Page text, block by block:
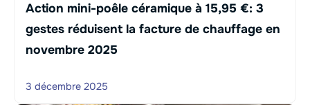
Action mini-poêle céramique à 15,95 €: 3
gestes réduisent la facture de chauffage en
novembre 2025
3 décembre 2025